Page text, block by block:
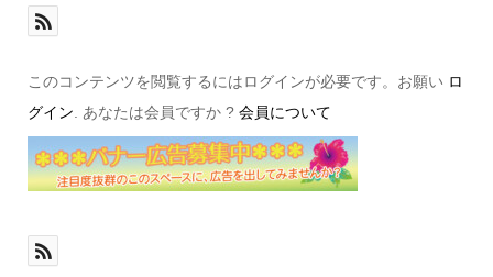
このコンテンツを閲覧するにはログインが必要です。お願い ロ
グイン . あなたは会員ですか ? 会員について